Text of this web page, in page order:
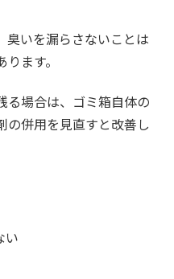
臭いを漏らさないことは
ます。
る場合は、ゴミ箱自体の
の併用を見直すと改善し
い